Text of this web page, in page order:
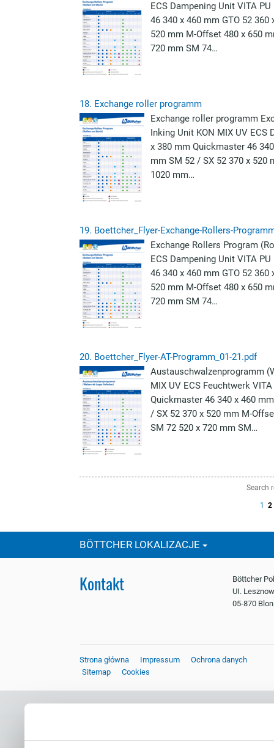
ECS Dampening Unit VITA
46 340 x 460 mm GTO 52
520 mm M-Offset 480 x 650
720 mm SM 74…
18. Exchange roller programm
Exchange roller programm
Inking Unit KON MIX UV ECS
x 380 mm Quickmaster 46
mm SM 52 / SX 52 370 x 520
1020 mm…
19. Boettcher_Flyer-Exchange-Rollers-
Exchange Rollers Program
ECS Dampening Unit VITA
46 340 x 460 mm GTO 52
520 mm M-Offset 480 x 650
720 mm SM 74…
20. Boettcher_Flyer-AT-Programm_01-21.pdf
Austauschwalzenprogramm
MIX UV ECS Feuchtwerk
Quickmaster 46 340 x 460
/ SX 52 370 x 520 mm M-
SM 72 520 x 720 mm SM…
Search
1 2
BÖTTCHER LOKALIZACJE
Kontakt
Böttcher
UI.
05-870
Strona główna Impressum
Ochrona danych
Sitemap
Cookies